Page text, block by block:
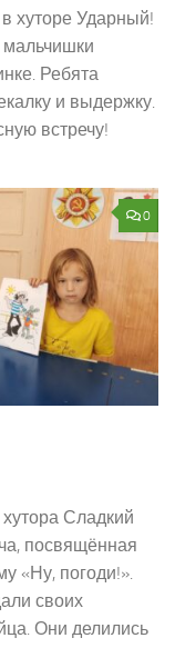
хуторе Ударный!
мальчишки
Ребята
и выдержку.
встречу!
0
Сладкий
посвящённая
«Ну, погоди!».
своих
Они делились